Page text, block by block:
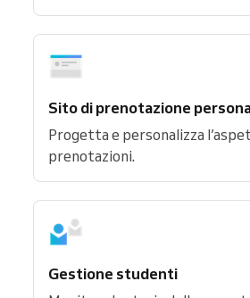
Sito di prenotazione
Progetta e personalizza
prenotazioni.
Gestione studenti